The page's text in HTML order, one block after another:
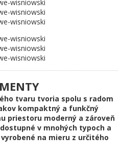
tvaru tvoria spolu s radom
kompaktný a funkčný
priestoru moderný a zároveň
v mnohých typoch a
na mieru z určitého